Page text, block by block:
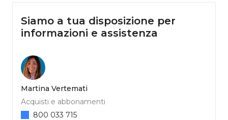
Siamo a tua disposizione per
informazioni e assistenza
Martina Vertemati
Acquisti e abbonamenti
800 033 715